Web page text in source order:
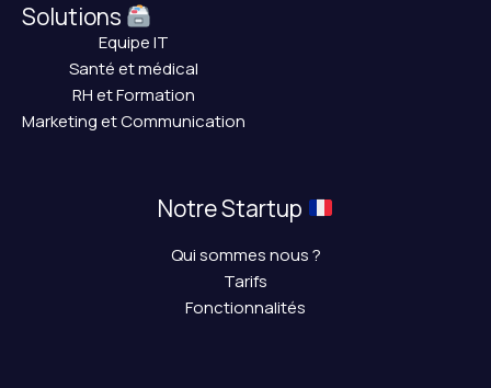
Solutions
Equipe IT
Santé et médical
RH et Formation
Marketing et Communication
Notre Startup
Qui sommes nous ?
Tarifs
Fonctionnalités